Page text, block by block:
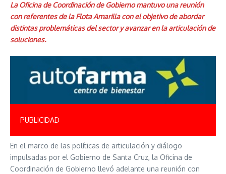
La Oficina de Coordinación de Gobierno mantuvo una reunión
con referentes de la Flota Amarilla con el objetivo de abordar
distintas problemáticas del sector y avanzar en la articulación de
soluciones.
PUBLICIDAD
En el marco de las políticas de articulación y diálogo
impulsadas por el Gobierno de Santa Cruz, la Oficina de
Coordinación de Gobierno llevó adelante una reunión con